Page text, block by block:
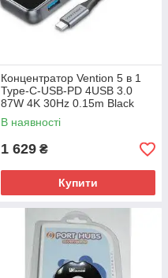
Концентратор Vention 5 в 1
Type-C-USB-PD 4USB 3.0
87W 4K 30Hz 0.15m Black
(TFDHB)
В наявності
1 629 ₴
Купити